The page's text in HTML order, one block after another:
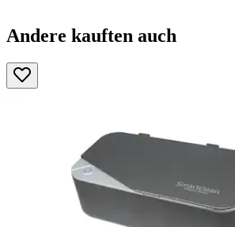
Andere kauften auch